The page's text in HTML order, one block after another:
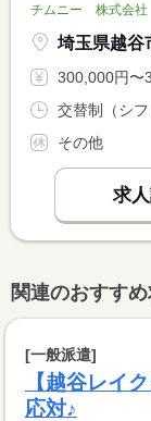
チムニー 株式会社
300,000円〜340,000円 ※フ
その他
求
関連のおすす
[一般派遣]
【越谷レイ
応対♪